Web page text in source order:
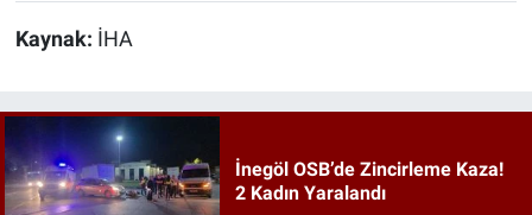
Kaynak: İHA
İnegöl OSB’de Zincirleme Kaza!
2 Kadın Yaralandı